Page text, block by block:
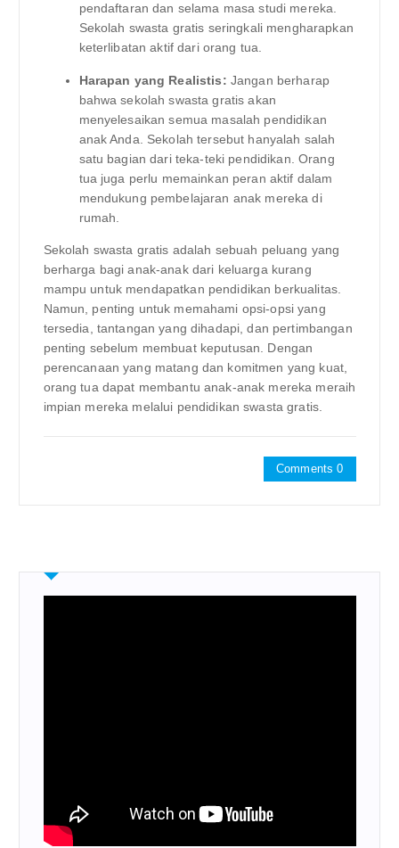
pendaftaran dan selama masa studi mereka.
Sekolah swasta gratis seringkali mengharapkan
keterlibatan aktif dari orang tua.
Harapan yang Realistis: Jangan berharap
bahwa sekolah swasta gratis akan
menyelesaikan semua masalah pendidikan
anak Anda. Sekolah tersebut hanyalah salah
satu bagian dari teka-teki pendidikan. Orang
tua juga perlu memainkan peran aktif dalam
mendukung pembelajaran anak mereka di
rumah.
Sekolah swasta gratis adalah sebuah peluang yang
berharga bagi anak-anak dari keluarga kurang
mampu untuk mendapatkan pendidikan berkualitas.
Namun, penting untuk memahami opsi-opsi yang
tersedia, tantangan yang dihadapi, dan pertimbangan
penting sebelum membuat keputusan. Dengan
perencanaan yang matang dan komitmen yang kuat,
orang tua dapat membantu anak-anak mereka meraih
impian mereka melalui pendidikan swasta gratis.
Comments 0